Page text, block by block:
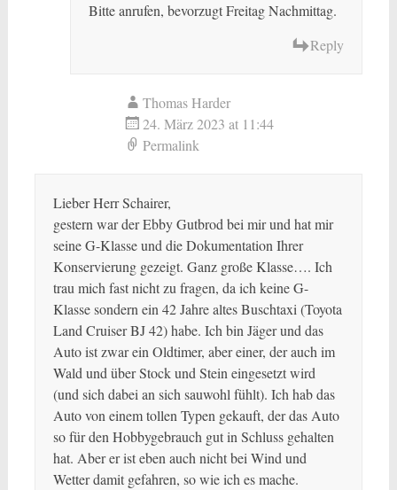
Bitte anrufen, bevorzugt Freitag Nachmittag.
Reply
Thomas Harder
24. März 2023 at 11:44
Permalink
Lieber Herr Schairer,
gestern war der Ebby Gutbrod bei mir und hat mir
seine G-Klasse und die Dokumentation Ihrer
Konservierung gezeigt. Ganz große Klasse…. Ich
trau mich fast nicht zu fragen, da ich keine G-
Klasse sondern ein 42 Jahre altes Buschtaxi (Toyota
Land Cruiser BJ 42) habe. Ich bin Jäger und das
Auto ist zwar ein Oldtimer, aber einer, der auch im
Wald und über Stock und Stein eingesetzt wird
(und sich dabei an sich sauwohl fühlt). Ich hab das
Auto von einem tollen Typen gekauft, der das Auto
so für den Hobbygebrauch gut in Schluss gehalten
hat. Aber er ist eben auch nicht bei Wind und
Wetter damit gefahren, so wie ich es mache.